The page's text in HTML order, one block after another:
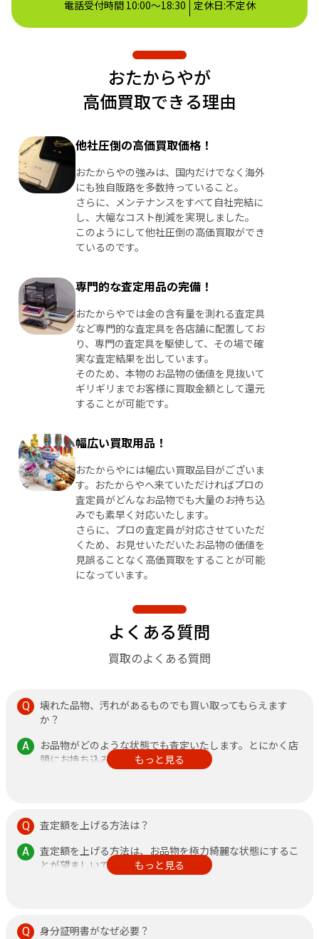
電話受付時間 10:00～18:30 定休日:不定休
おたからやが
高価買取できる理由
他社圧倒の高価買取価格！
おたからやの強みは、国内だけでなく海外
にも独自販路を多数持っていること。
さらに、メンテナンスをすべて自社完結に
し、大幅なコスト削減を実現しました。
このようにして他社圧倒の高価買取ができ
ているのです。
専門的な査定用品の完備！
おたからやでは金の含有量を測れる査定具
など専門的な査定具を各店舗に配置してお
り、専門の査定具を駆使して、その場で確
実な査定結果を出しています。
そのため、本物のお品物の価値を見抜いて
ギリギリまでお客様に買取金額として還元
することが可能です。
幅広い買取用品！
おたからやには幅広い買取品目がございま
す。おたからやへ来ていただければプロの
査定員がどんなお品物でも大量のお持ち込
みでも素早く対応いたします。
さらに、プロの査定員が対応させていただ
くため、お見せいただいたお品物の価値を
見誤ることなく高価買取をすることが可能
になっています。
よくある質問
買取のよくある質問
壊れた品物、汚れがあるものでも買い取ってもらえます
か？
お品物がどのような状態でも査定いたします。とにかく店
頭にお持ち込みください。
その他、不安なことがありましたら何なりと店頭にお申し
もっと見る
査定額を上げる方法は？
査定額を上げる方法は、お品物を極力綺麗な状態にするこ
とが望ましいです。
また、鑑定書がある方が査定額アップに繋がりますので、
もっと見る
身分証明書がなぜ必要？